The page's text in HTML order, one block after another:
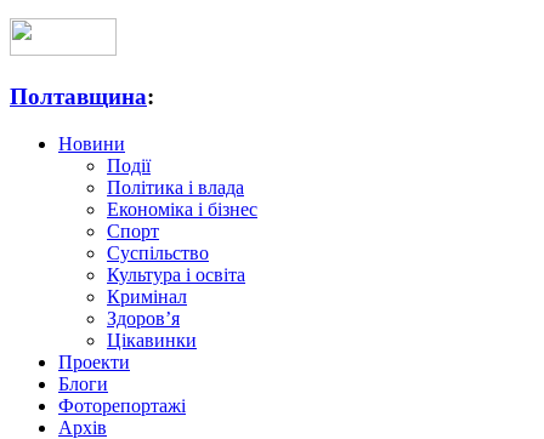
Полтавщина:
Новини
Події
Політика і влада
Економіка і бізнес
Спорт
Суспільство
Культура і освіта
Кримінал
Здоров’я
Цікавинки
Проекти
Блоги
Фоторепортажі
Архів